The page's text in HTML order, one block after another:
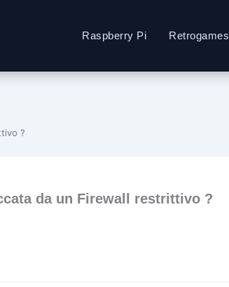
Raspberry Pi Retrogames
?
da un Firewall restrittivo ?